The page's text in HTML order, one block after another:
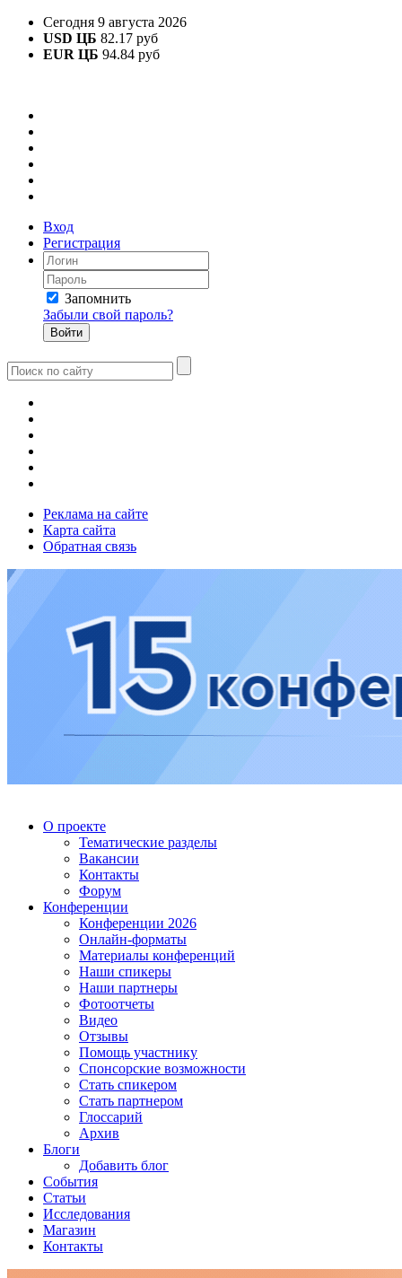
Сегодня 9 августа 2026
USD ЦБ 82.17 руб
EUR ЦБ 94.84 руб
Вход
Регистрация
Запомнить
Забыли свой пароль?
Реклама на сайте
Карта сайта
Обратная связь
О проекте
Тематические разделы
Вакансии
Контакты
Форум
Конференции
Конференции 2026
Онлайн-форматы
Материалы конференций
Наши спикеры
Наши партнеры
Фотоотчеты
Видео
Отзывы
Помощь участнику
Спонсорские возможности
Стать спикером
Стать партнером
Глоссарий
Архив
Блоги
Добавить блог
События
Статьи
Исследования
Магазин
Контакты